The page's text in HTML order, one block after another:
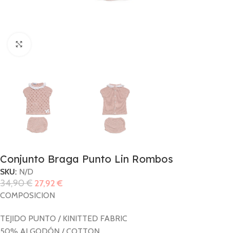
Conjunto Braga Punto Lin Rombos
SKU: N/D
34,90€ 27,92€
COMPOSICION
TEJIDO PUNTO / KINITTED FABRIC